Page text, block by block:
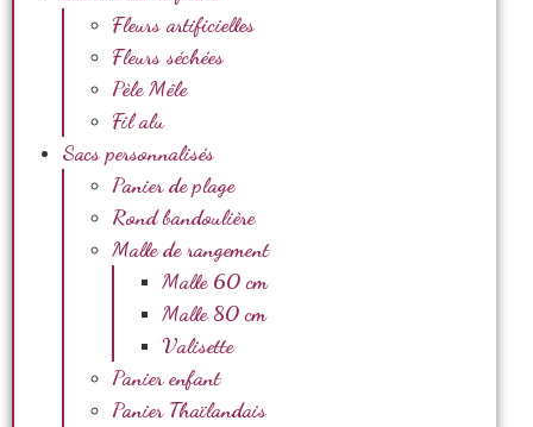
Fleurs artificielles
Fleurs séchées
Pèle Mêle
Fil alu
Sacs personnalisés
Panier de plage
Rond bandoulière
Malle de rangement
Malle 60 cm
Malle 80 cm
Valisette
Panier enfant
Panier Thaïlandais